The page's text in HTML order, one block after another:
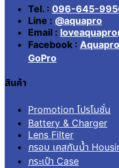
Tel. : 096-645-
Line : @aquapro
Email :
Facebook :
GoPro
สินค้า
Promotion โปรโมชั่น
Battery & Charger
Lens Filter
กรอบ เคสกันน้ำ
กระเป๋า Case